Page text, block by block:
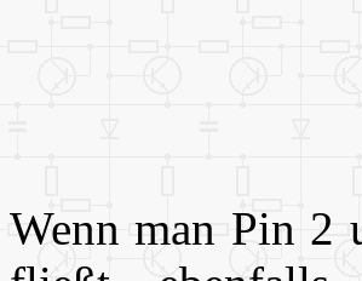
Wenn man Pin 2